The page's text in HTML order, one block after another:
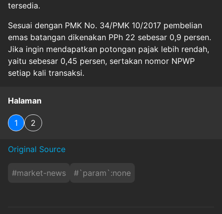
tersedia.
Sesuai dengan PMK No. 34/PMK 10/2017 pembelian
emas batangan dikenakan PPh 22 sebesar 0,9 persen.
Jika ingin mendapatkan potongan pajak lebih rendah,
yaitu sebesar 0,45 persen, sertakan nomor NPWP
setiap kali transaksi.
Halaman
1 2
Original Source
#market-news #`param`:none